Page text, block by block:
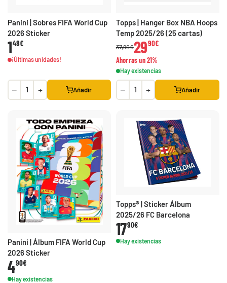
Panini | Sobres FIFA World Cup
2026 Sticker
148€
¡Últimas unidades!
− + Añadir
Topps | Hanger Box NBA Hoops
Temp 2025/26 (25 cartas)
37,90€2990€
Ahorras un 21%
Hay existencias
− + Añadir
Panini | Álbum FIFA World Cup
2026 Sticker
490€
Hay existencias
Topps® | Sticker Álbum
2025/26 FC Barcelona
1790€
Hay existencias